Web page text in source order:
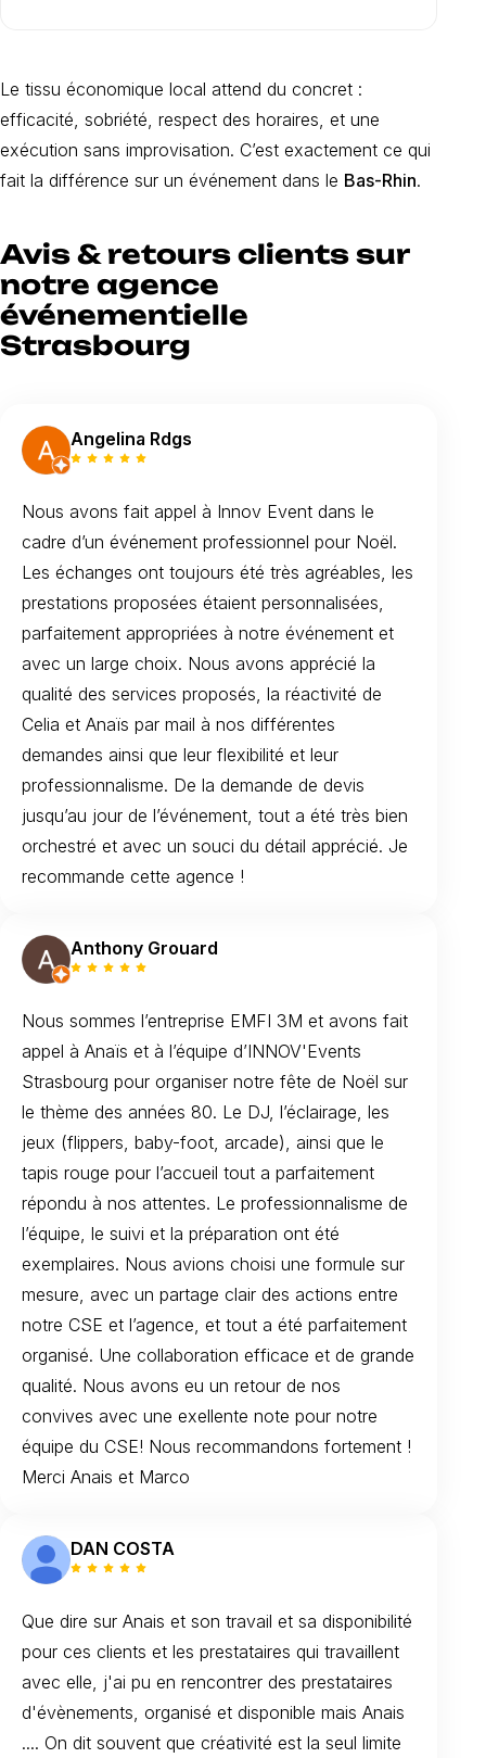
Le tissu économique local attend du concret :
efficacité, sobriété, respect des horaires, et une
exécution sans improvisation. C’est exactement ce qui
fait la différence sur un événement dans le Bas-Rhin.
Avis & retours clients sur
notre agence
événementielle
Strasbourg
Angelina Rdgs
Nous avons fait appel à Innov Event dans le
cadre d’un événement professionnel pour Noël.
Les échanges ont toujours été très agréables, les
prestations proposées étaient personnalisées,
parfaitement appropriées à notre événement et
avec un large choix. Nous avons apprécié la
qualité des services proposés, la réactivité de
Celia et Anaïs par mail à nos différentes
demandes ainsi que leur flexibilité et leur
professionnalisme. De la demande de devis
jusqu’au jour de l’événement, tout a été très bien
orchestré et avec un souci du détail apprécié. Je
recommande cette agence !
Anthony Grouard
Nous sommes l’entreprise EMFI 3M et avons fait
appel à Anaïs et à l’équipe d’INNOV'Events
Strasbourg pour organiser notre fête de Noël sur
le thème des années 80. Le DJ, l’éclairage, les
jeux (flippers, baby-foot, arcade), ainsi que le
tapis rouge pour l’accueil tout a parfaitement
répondu à nos attentes. Le professionnalisme de
l’équipe, le suivi et la préparation ont été
exemplaires. Nous avions choisi une formule sur
mesure, avec un partage clair des actions entre
notre CSE et l’agence, et tout a été parfaitement
organisé. Une collaboration efficace et de grande
qualité. Nous avons eu un retour de nos
convives avec une exellente note pour notre
équipe du CSE! Nous recommandons fortement !
Merci Anais et Marco
DAN COSTA
Que dire sur Anais et son travail et sa disponibilité
pour ces clients et les prestataires qui travaillent
avec elle, j'ai pu en rencontrer des prestataires
d'évènements, organisé et disponible mais Anais
.... On dit souvent que créativité est la seul limite